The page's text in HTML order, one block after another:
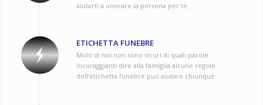
aiutarti a onorare la persona per te.
ETICHETTA FUNEBRE
Molti di noi non sono sicuri di quali parole
incoraggianti dire alla famiglia alcune regole
dell’etichetta funebre può aiutare chiunque.